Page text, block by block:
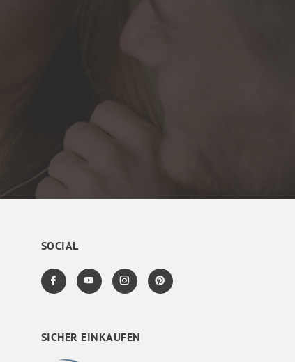
SOCIAL
SICHER EINKAUFEN